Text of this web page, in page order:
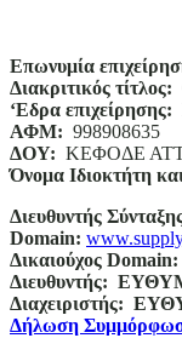
Επωνυμία
Διακριτικός τίτλος:
‘Eδρα επιχείρησης:
ΑΦΜ: 998908635
ΔΟΥ: ΚΕΦΟΔΕ
Όνομα Ιδιοκτήτη
Διευθυντής
Domain:
Δικαιούχος Domain:
Διευθυντής:
Διαχειριστής:
Δήλωση